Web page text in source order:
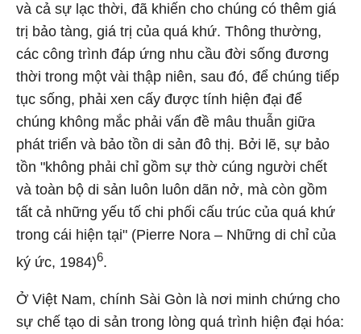
và cả sự lạc thời, đã khiến cho chúng có thêm giá
trị bảo tàng, giá trị của quá khứ. Thông thường,
các công trình đáp ứng nhu cầu đời sống đương
thời trong một vài thập niên, sau đó, để chúng tiếp
tục sống, phải xen cấy được tính hiện đại để
chúng không mắc phải vấn đề mâu thuẫn giữa
phát triển và bảo tồn di sản đô thị. Bởi lẽ, sự bảo
tồn "không phải chỉ gồm sự thờ cúng người chết
và toàn bộ di sản luôn luôn dãn nở, mà còn gồm
tất cả những yếu tố chi phối cấu trúc của quá khứ
trong cái hiện tại" (Pierre Nora – Những di chỉ của
ký ức, 1984)6.
Ở Việt Nam, chính Sài Gòn là nơi minh chứng cho
sự chế tạo di sản trong lòng quá trình hiện đại hóa: